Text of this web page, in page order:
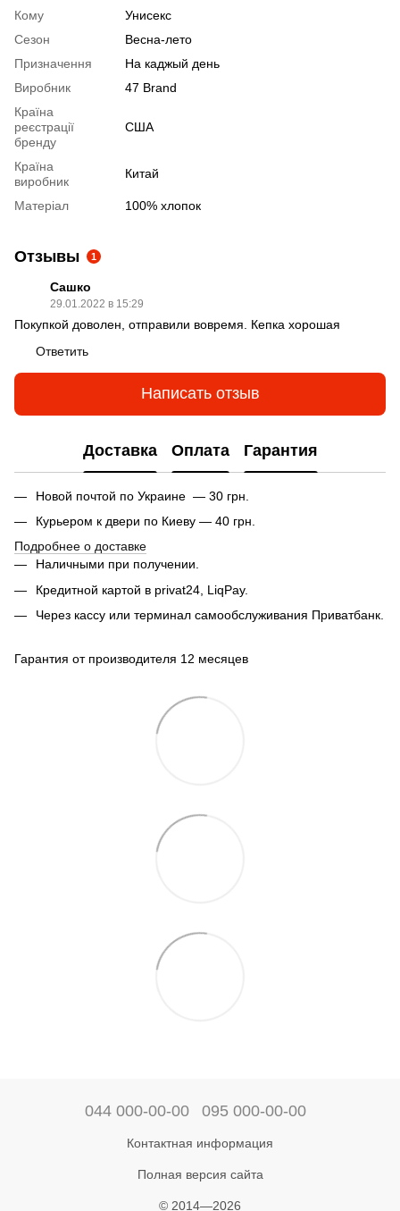
Кому
Унисекс
Сезон
Весна-лето
Призначення
На каджый день
Виробник
47 Brand
Країна
реєстрації
бренду
США
Країна
виробник
Китай
Матеріал 100% хлопок
Отзывы 1
Сашко
29.01.2022 в 15:29
Покупкой доволен, отправили вовремя. Кепка хорошая
Ответить
Написать отзыв
Доставка Оплата Гарантия
Новой почтой по Украине — 30 грн.
Курьером к двери по Киеву — 40 грн.
Подробнее о доставке
Наличными при получении.
Кредитной картой в privat24, LiqPay.
Через кассу или терминал самообслуживания Приватбанк.
Гарантия от производителя 12 месяцев
044 000-00-00 095 000-00-00
Контактная информация
Полная версия сайта
© 2014—2026